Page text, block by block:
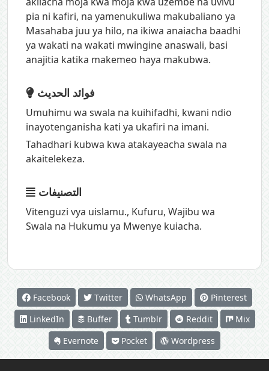
pia ni kafiri, na yamenukuliwa makubaliano ya
Masahaba juu ya hilo, na ikiwa anaiacha baadhi
ya wakati na wakati mwingine anaswali, basi
anajitia katika makemeo haya makubwa.
فوائد الحديث
Umuhimu wa swala na kuihifadhi, kwani ndio
inayotenganisha kati ya ukafiri na imani.
Tahadhari kubwa kwa atakayeacha swala na
akaitelekeza.
التصنيفات
Vitenguzi vya uislamu., Kufuru, Wajibu wa
Swala na Hukumu ya Mwenye kuiacha.
Facebook Twitter WhatsApp
Pinterest
LinkedIn
Buffer Tumblr Reddit
Mix
Evernote
Pocket Wordpress